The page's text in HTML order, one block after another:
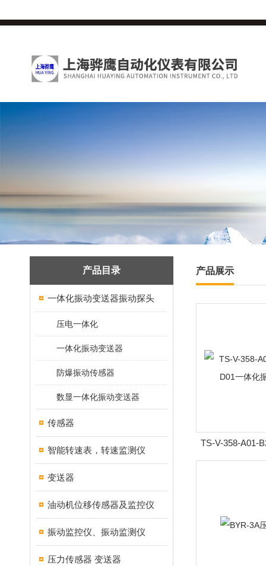
产品目录
一体化振动变送器振动探头
压电一体化
一体化振动变送器
防爆振动传感器
数显一体化振动变送器
传感器
智能转速表，转速监测仪
变送器
油动机位移传感器及监控仪
振动监控仪、振动监测仪
压力传感器 变送器
产品展示
TS-V-358-A01-
体化振